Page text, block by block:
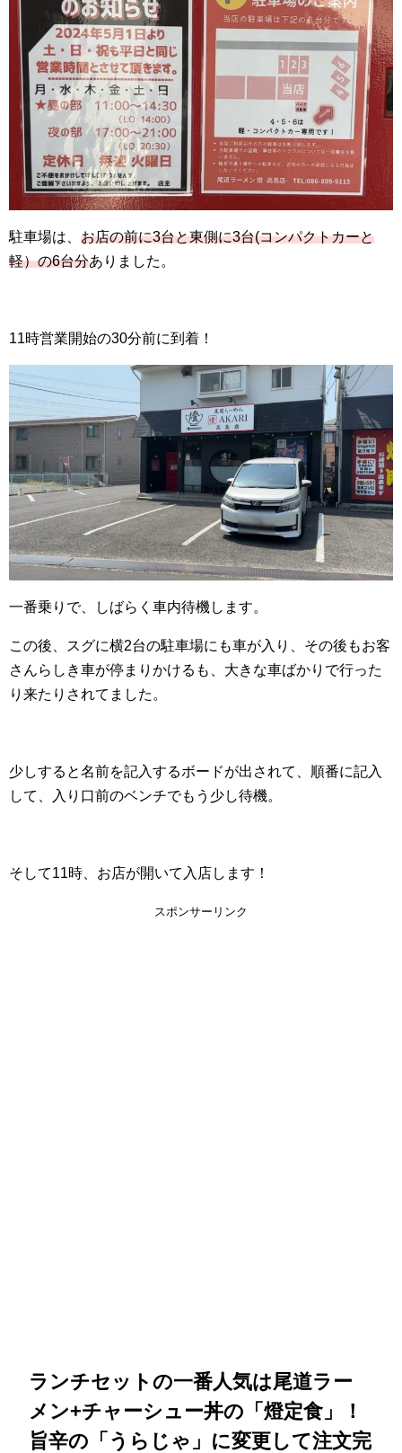
駐車場は、 お店の前に3台と東側に3台(コンパクトカーと
軽）の6台分ありました。
11時営業開始の30分前に到着！
一番乗りで、しばらく車内待機します。
この後、スグに横2台の駐車場にも車が入り、その後もお客
さんらしき車が停まりかけるも、大きな車ばかりで行った
り来たりされてました。
少しすると名前を記入するボードが出されて、順番に記入
して、入り口前のベンチでもう少し待機。
そして11時、お店が開いて入店します！
スポンサーリンク
ランチセットの一番人気は尾道ラー
メン+チャーシュー丼の「燈定食」！
旨辛の「うらじゃ」に変更して注文完